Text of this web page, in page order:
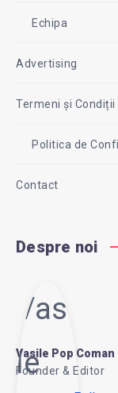
Echipa
Advertising
Termeni și
Politica de
Contact
Despre noi
Vasi
le
Vasile Pop Coman
Founder & Editor